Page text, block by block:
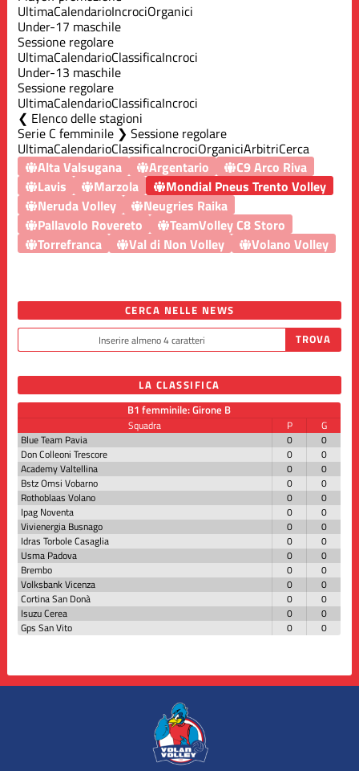
UltimaCalendarioIncrociOrganici
Under-17 maschile
Sessione regolare
UltimaCalendarioClassificaIncroci
Under-13 maschile
Sessione regolare
UltimaCalendarioClassificaIncroci
Elenco delle stagioni
Serie C femminile ❯ Sessione regolare
UltimaCalendarioClassificaIncrociOrganiciArbitriCerca
Alta Valsugana
Argentario
C9 Arco Riva
Lavis
Marzola
Mondial Pneus Trento Volley
Neruda Volley
Neugries Raika
Pallavolo Rovereto
TeamVolley C8 Storo
Torrefranca
Val di Non Volley Volano Volley
CERCA NELLE NEWS
LA CLASSIFICA
B1 femminile: Girone B
Squadra P
G
Blue Team Pavia
0
0
Don Colleoni Trescore
0
0
Academy Valtellina
0
0
Bstz Omsi Vobarno
0
0
Rothoblaas Volano
0
0
Ipag Noventa
0
0
Vivienergia Busnago
0
0
Idras Torbole Casaglia
0
0
Usma Padova
0
0
Brembo
0
0
Volksbank Vicenza
0
0
Cortina San Donà
0
0
Isuzu Cerea
0
0
Gps San Vito
0 0